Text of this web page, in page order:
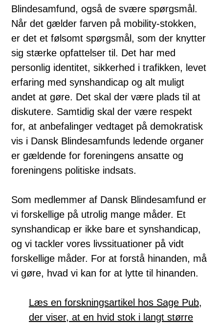
Blindesamfund, også de svære spørgsmål.
Når det gælder farven på mobility-stokken,
er det et følsomt spørgsmål, som der knytter
sig stærke opfattelser til. Det har med
personlig identitet, sikkerhed i trafikken, levet
erfaring med synshandicap og alt muligt
andet at gøre. Det skal der være plads til at
diskutere. Samtidig skal der være respekt
for, at anbefalinger vedtaget på demokratisk
vis i Dansk Blindesamfunds ledende organer
er gældende for foreningens ansatte og
foreningens politiske indsats.
Som medlemmer af Dansk Blindesamfund er
vi forskellige på utrolig mange måder. Et
synshandicap er ikke bare et synshandicap,
og vi tackler vores livssituationer på vidt
forskellige måder. For at forstå hinanden, må
vi gøre, hvad vi kan for at lytte til hinanden.
Læs en forskningsartikel hos Sage Pub,
der viser, at en hvid stok i langt større